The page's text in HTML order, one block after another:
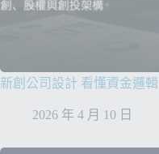
新創公司設計 看懂資金邏輯
2026 年 4 月 10 日